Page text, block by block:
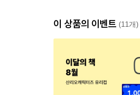
이 상품의 이벤트 (11개)